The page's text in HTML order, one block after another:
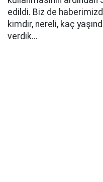
edildi. Biz de
kimdir, nereli, kaç
verdik...